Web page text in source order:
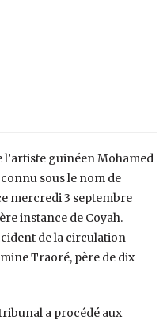
l’artiste guinéen Mohamed
sous le nom de
mercredi 3 septembre
instance de Coyah.
de la circulation
Traoré, père de dix
a procédé aux